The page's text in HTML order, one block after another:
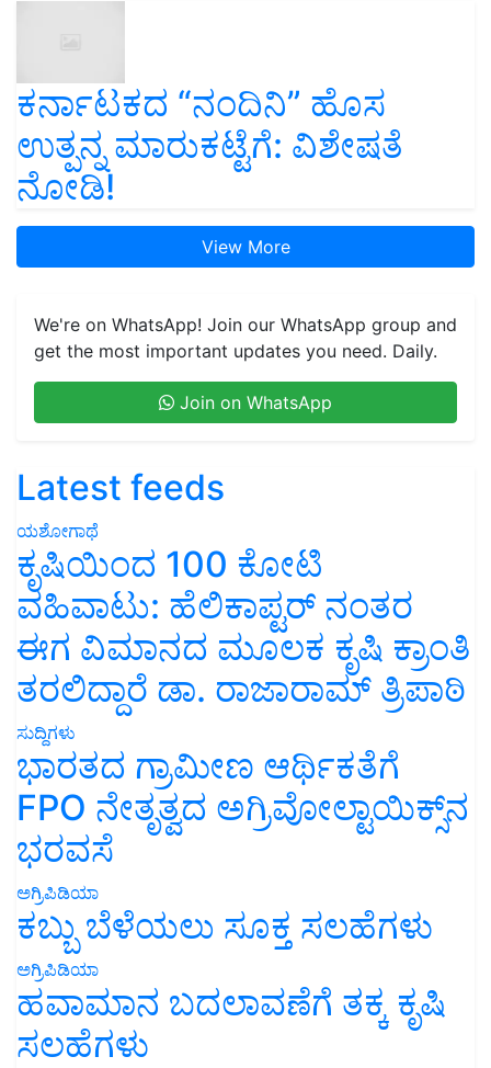
ಕರ್ನಾಟಕದ “ನಂದಿನಿ” ಹೊಸ
ಉತ್ಪನ್ನ ಮಾರುಕಟ್ಟೆಗೆ: ವಿಶೇಷತೆ
ನೋಡಿ!
View More
We're on WhatsApp! Join our WhatsApp group and
get the most important updates you need. Daily.
Join on WhatsApp
Latest feeds
ಯಶೋಗಾಥೆ
ಕೃಷಿಯಿಂದ 100 ಕೋಟಿ
ವಹಿವಾಟು: ಹೆಲಿಕಾಪ್ಟರ್ ನಂತರ
ಈಗ ವಿಮಾನದ ಮೂಲಕ ಕೃಷಿ ಕ್ರಾಂತಿ
ತರಲಿದ್ದಾರೆ ಡಾ. ರಾಜಾರಾಮ್ ತ್ರಿಪಾಠಿ
ಸುದ್ದಿಗಳು
ಭಾರತದ ಗ್ರಾಮೀಣ ಆರ್ಥಿಕತೆಗೆ
FPO ನೇತೃತ್ವದ ಅಗ್ರಿವೋಲ್ಟಾಯಿಕ್ಸ್‌ನ
ಭರವಸೆ
ಅಗ್ರಿಪಿಡಿಯಾ
ಕಬ್ಬು ಬೆಳೆಯಲು ಸೂಕ್ತ ಸಲಹೆಗಳು
ಅಗ್ರಿಪಿಡಿಯಾ
ಹವಾಮಾನ ಬದಲಾವಣೆಗೆ ತಕ್ಕ ಕೃಷಿ
ಸಲಹೆಗಳು